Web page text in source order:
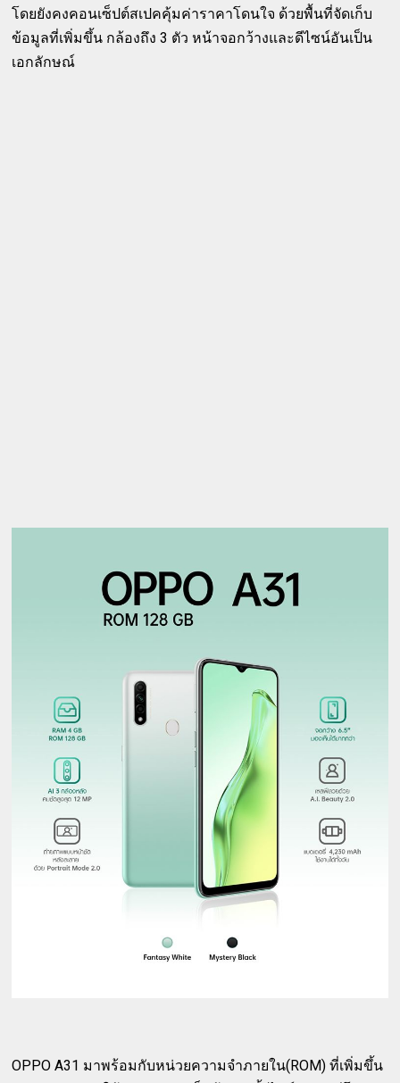
โดยยังคงคอนเซ็ปต์สเปคคุ้มค่าราคาโดนใจ ด้วยพื้นที่จัดเก็บ
ข้อมูลที่เพิ่มขึ้น กล้องถึง 3 ตัว หน้าจอกว้างและดีไซน์อันเป็น
เอกลักษณ์
OPPO A31 มาพร้อมกับหน่วยความจำภายใน(ROM) ที่เพิ่มขึ้น